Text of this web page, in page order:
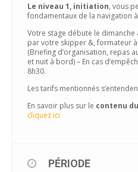
Le niveau 1, initiation, vous
fondamentaux de la navigation
Votre stage débute le dimanche
par votre skipper &, formateur
(Briefing d’organisation, repas
et nuit à bord) – En cas
8h30.
Les tarifs mentionnés
En savoir plus sur le contenu
cliquez ici
PÉRIODE